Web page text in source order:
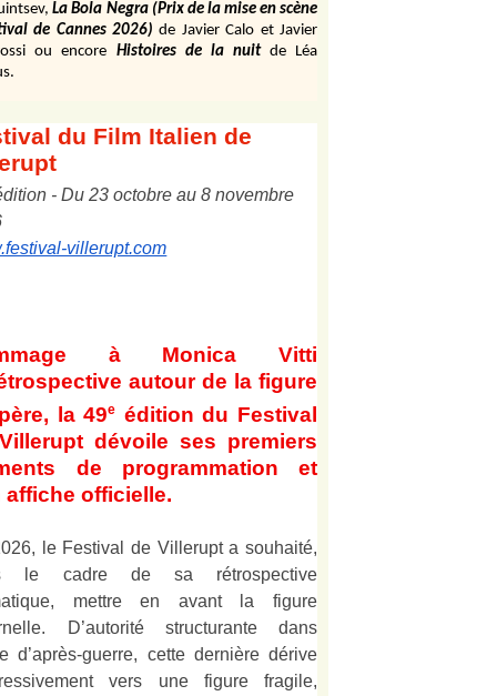
La Bola Negra (Prix de la mise en scène
de Cannes 2026) de Javier Calo et Javier
ou encore Histoires de la nuit de Léa
du Film Italien de
- Du 23 octobre au 8 novembre
villerupt.com
à Monica Vitti
autour de la figure
la 49e édition du Festival
dévoile ses premiers
de programmation et
affiche officielle.
le Festival de Villerupt a souhaité,
le cadre de sa rétrospective
mettre en avant la figure
D’autorité structurante dans
d’après-guerre, cette dernière dérive
vers une figure fragile,